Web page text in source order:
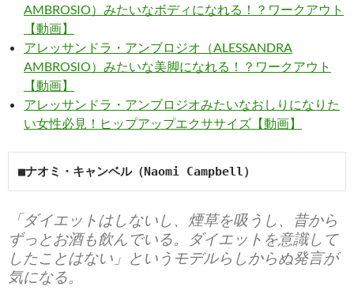
AMBROSIO）みたいなボディになれる！？ワークアウト
【動画】
アレッサンドラ・アンブロジオ（ALESSANDRA
AMBROSIO）みたいな美脚になれる！？ワークアウト
【動画】
アレッサンドラ・アンブロジオみたいなおしりになりた
い女性必見！ヒップアップエクササイズ【動画】
■ナオミ・キャンベル（Naomi Campbell）
「ダイエットはしないし、煙草を吸うし、昔から
ずっとお酒も飲んでいる。ダイエットを意識して
したことはない」というモデルらしからぬ発言が
気になる。